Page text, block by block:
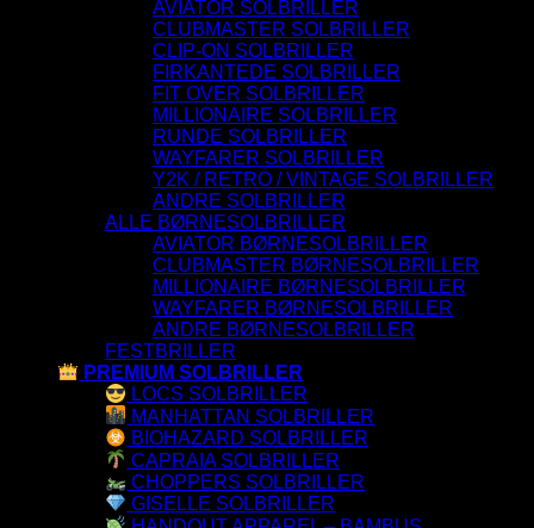
AVIATOR SOLBRILLER
CLUBMASTER SOLBRILLER
CLIP-ON SOLBRILLER
FIRKANTEDE SOLBRILLER
FIT OVER SOLBRILLER
MILLIONAIRE SOLBRILLER
RUNDE SOLBRILLER
WAYFARER SOLBRILLER
Y2K / RETRO / VINTAGE SOLBRILLER
ANDRE SOLBRILLER
ALLE BØRNESOLBRILLER
AVIATOR BØRNESOLBRILLER
CLUBMASTER BØRNESOLBRILLER
MILLIONAIRE BØRNESOLBRILLER
WAYFARER BØRNESOLBRILLER
ANDRE BØRNESOLBRILLER
FESTBRILLER
PREMIUM SOLBRILLER
LOCS SOLBRILLER
MANHATTAN SOLBRILLER
BIOHAZARD SOLBRILLER
CAPRAIA SOLBRILLER
CHOPPERS SOLBRILLER
GISELLE SOLBRILLER